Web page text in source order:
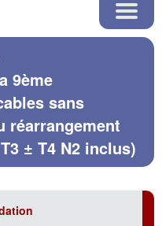
9ème
sans
réarrangement
± T4 N2 inclus)